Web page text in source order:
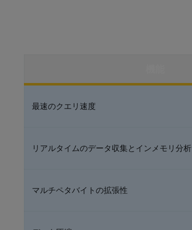
最速のクエリ速度
リアルタイムのデータ収集とインメモリ分析
マルチペタバイトの拡張性